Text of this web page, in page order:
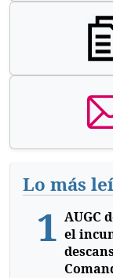
Lo más
1 AUGC
el